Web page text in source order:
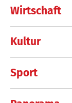
Wirtschaft
Kultur
Sport